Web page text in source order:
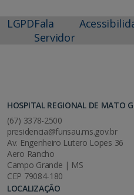
LGPDFala
Servidor
HOSPITAL REGIONAL DE MATO
(67) 3378-2500
presidencia@funsau.ms.gov.br
Av. Engenheiro Lutero Lopes 36
Aero Rancho
Campo Grande | MS
CEP 79084-180
LOCALIZAÇÃO